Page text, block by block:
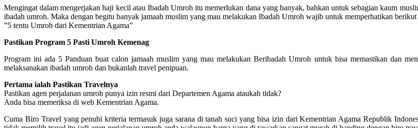
Mengingat dalam mengerjakan haji kecil atau Ibadah Umroh itu memerlukan dana yang banyak, bahkan untuk sebagian kaum
ibadah umroh. Maka dengan begitu banyak jamaah muslim yang mau melakukan Ibadah Umroh wajib untuk memperhatikan
”5 tentu Umroh dari Kementrian Agama”
Pastikan Program 5 Pasti Umroh Kemenag
Program ini ada 5 Panduan buat calon jamaah muslim yang mau melakukan Beribadah Umroh untuk bisa memastikan dan
melaksanakan ibadah umroh dan bukanlah travel penipuan.
Pertama ialah Pastikan Travelnya
Pastikan agen perjalanan umroh punya izin resmi dari Departemen Agama ataukah tidak?
Anda bisa memeriksa di web Kementrian Agama.
Cuma Biro Travel yang penuhi kriteria termasuk juga sarana di tanah suci yang bisa izin dari Kementrian Agama Republik